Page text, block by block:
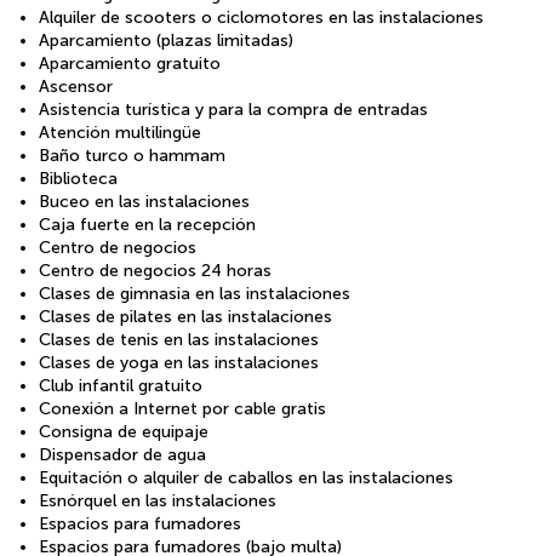
Alquiler de scooters o ciclomotores en las instalaciones
Aparcamiento (plazas limitadas)
Aparcamiento gratuito
Ascensor
Asistencia turística y para la compra de entradas
Atención multilingüe
Baño turco o hammam
Biblioteca
Buceo en las instalaciones
Caja fuerte en la recepción
Centro de negocios
Centro de negocios 24 horas
Clases de gimnasia en las instalaciones
Clases de pilates en las instalaciones
Clases de tenis en las instalaciones
Clases de yoga en las instalaciones
Club infantil gratuito
Conexión a Internet por cable gratis
Consigna de equipaje
Dispensador de agua
Equitación o alquiler de caballos en las instalaciones
Esnórquel en las instalaciones
Espacios para fumadores
Espacios para fumadores (bajo multa)